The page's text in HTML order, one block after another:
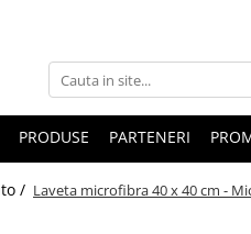
PRODUSE PARTENERI
/ Laveta microfibra 40 x 40 cm -